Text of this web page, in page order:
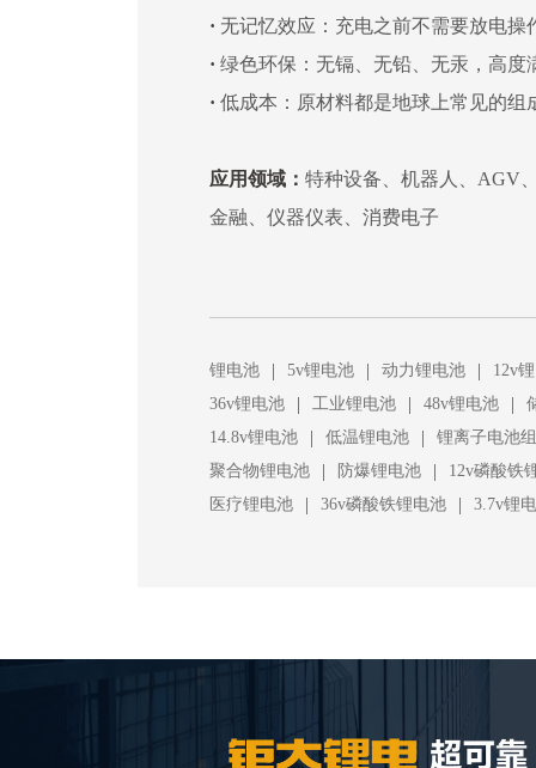
· 无记忆效应：充电之前不需要放电操
· 绿色环保：无镉、无铅、无汞，高度
· 低成本：原材料都是地球上常见的组
应用领域： 特种设备、机器人、AGV
金融、仪器仪表、消费电子
锂电池 | 5v锂电池 | 动力锂电池 |
12v
36v锂电池
| 工业锂电池 | 48v锂电池 |
14.8v锂电池
| 低温锂电池 |
锂离子电池组
聚合物锂电池
| 防爆锂电池 |
12v磷酸铁
医疗锂电池
| 36v磷酸铁锂电池 | 3.7v锂